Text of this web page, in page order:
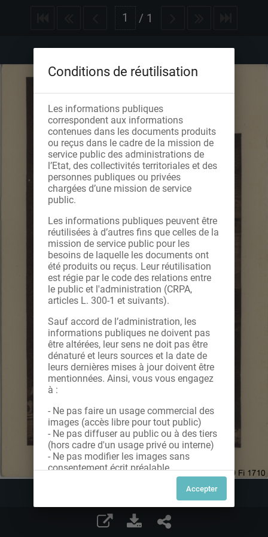
/ 1
Conditions de réutilisation
Les informations publiques
correspondent aux informations
contenues dans les documents produits
ou reçus dans le cadre de la mission de
service public des administrations de
l’Etat, des collectivités territoriales et des
personnes publiques ou privées
chargées d’une mission de service
public.
Les informations publiques peuvent être
réutilisées à d’autres fins que celles de la
mission de service public pour les
besoins de laquelle les documents ont
été produits ou reçus. Leur réutilisation
est régie par le code des relations entre
le public et l'administration (CRPA,
articles L. 300-1 et suivants).
Sauf accord de l’administration, les
informations publiques ne doivent pas
être altérées, leur sens ne doit pas être
dénaturé et leurs sources et la date de
leurs dernières mises à jour doivent être
mentionnées. Ainsi, vous vous engagez
à :
- Ne pas faire un usage commercial des
images (accès libre pour tout public)
- Ne pas diffuser au public ou à des tiers
(hors cadre d'un usage privé ou interne)
- Ne pas modifier les images sans
consentement écrit préalable
Dans le cas contraire, nous vous invitons
à nous contacter afin de solliciter le type
de Licence souhaitée parmi celles
proposées et le cas échéant, acquitter